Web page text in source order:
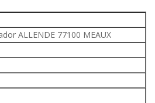
ALLENDE 77100 MEAUX